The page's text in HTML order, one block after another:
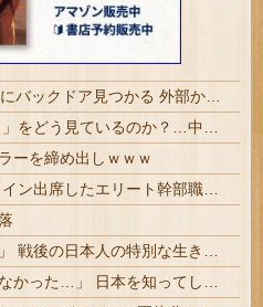
ーを締め出しｗｗｗ